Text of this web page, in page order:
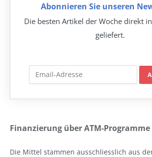
Abonnieren Sie unseren
Die besten Artikel der Woche direkt
geliefert.
Finanzierung über ATM-Programme
Die Mittel stammen ausschliesslich aus